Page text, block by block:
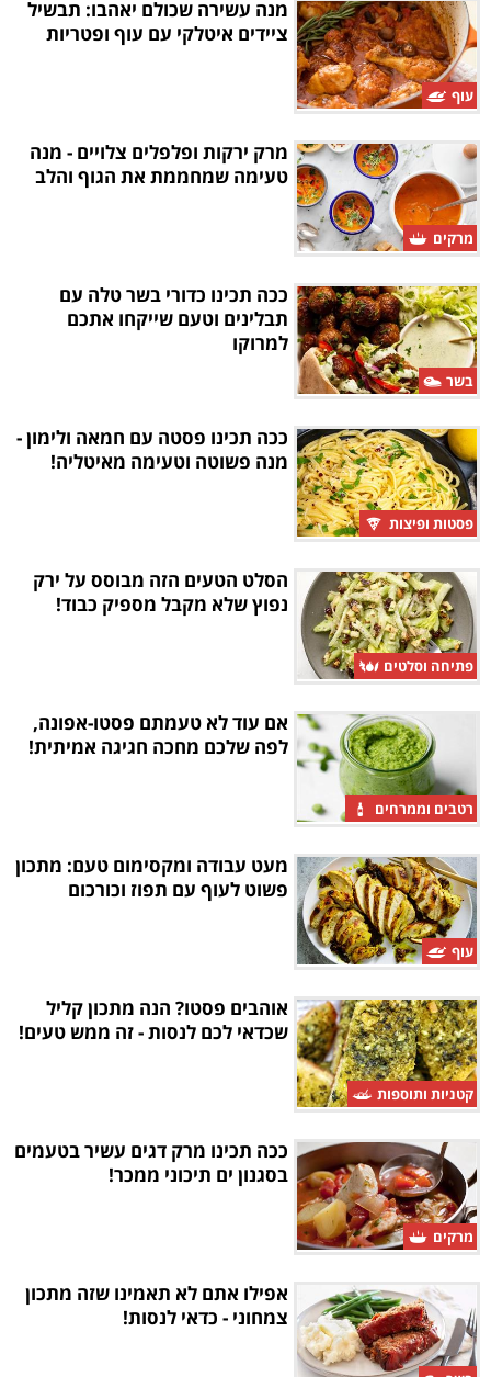
עוף
מנה עשירה שכולם יאהבו: תבשיל
ציידים איטלקי עם עוף ופטריות
מרקים
מרק ירקות ופלפלים צלויים - מנה
טעימה שמחממת את הגוף והלב
בשר
ככה תכינו כדורי בשר טלה עם
תבלינים וטעם שייקחו אתכם
למרוקו
פסטות ופיצות
ככה תכינו פסטה עם חמאה ולימון -
מנה פשוטה וטעימה מאיטליה!
פתיחה וסלטים
הסלט הטעים הזה מבוסס על ירק
נפוץ שלא מקבל מספיק כבוד!
רטבים וממרחים
אם עוד לא טעמתם פסטו-אפונה,
לפה שלכם מחכה חגיגה אמיתית!
עוף
מעט עבודה ומקסימום טעם: מתכון
פשוט לעוף עם תפוז וכורכום
קטניות ותוספות
אוהבים פסטו? הנה מתכון קליל
שכדאי לכם לנסות - זה ממש טעים!
מרקים
ככה תכינו מרק דגים עשיר בטעמים
בסגנון ים תיכוני ממכר!
אפילו אתם לא תאמינו שזה מתכון
צמחוני - כדאי לנסות!